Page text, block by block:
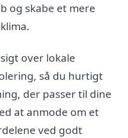
og skabe et mere
over lokale
så du hurtigt
der passer til dine
at anmode om et
ved godt